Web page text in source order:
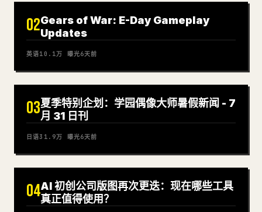
02Gears of War: E-Day Gameplay
Updates
英语10.1万 曝光6天前
03夏季特别企划：学园偶像大师暑假新闻 - 7
月 31 日刊
日语31.9万 曝光6天前
04AI 初创公司版图再次更迭：现在哪些工具
真正值得使用？